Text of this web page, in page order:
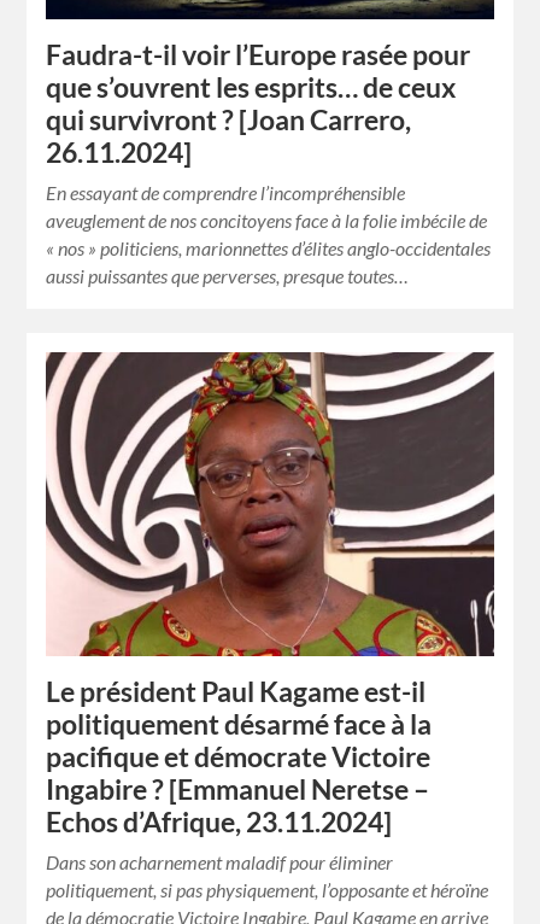
Faudra-t-il voir l’Europe rasée pour
que s’ouvrent les esprits… de ceux
qui survivront ? [Joan Carrero,
26.11.2024]
En essayant de comprendre l’incompréhensible
aveuglement de nos concitoyens face à la folie imbécile de
« nos » politiciens, marionnettes d’élites anglo-occidentales
aussi puissantes que perverses, presque toutes…
Le président Paul Kagame est-il
politiquement désarmé face à la
pacifique et démocrate Victoire
Ingabire ? [Emmanuel Neretse –
Echos d’Afrique, 23.11.2024]
Dans son acharnement maladif pour éliminer
politiquement, si pas physiquement, l’opposante et héroïne
de la démocratie Victoire Ingabire, Paul Kagame en arrive